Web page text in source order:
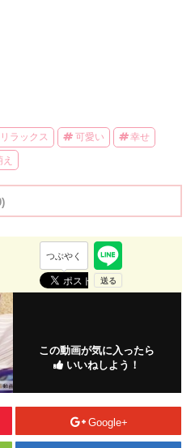
リラックス 可愛い 幸せ
え
つぶやく
この動画が気に入ったら
いいねしよう！
Google+